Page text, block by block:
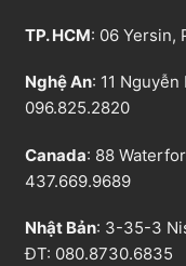
TP. HCM: 06 Yersin,
Nghệ An: 11
096.825.2820
Canada: 88
437.669.9689
Nhật Bản: 3-35-3
ĐT: 080.8730.6835